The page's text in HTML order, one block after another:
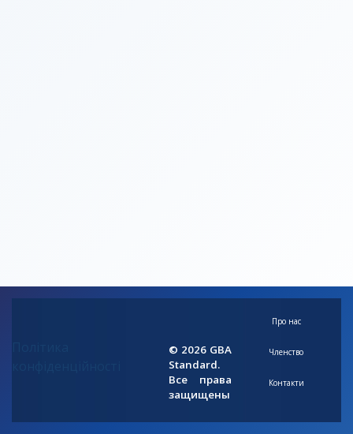
© 2026 GBA
Standard.
Все права
защищены
Про нас
Членство
Контакти